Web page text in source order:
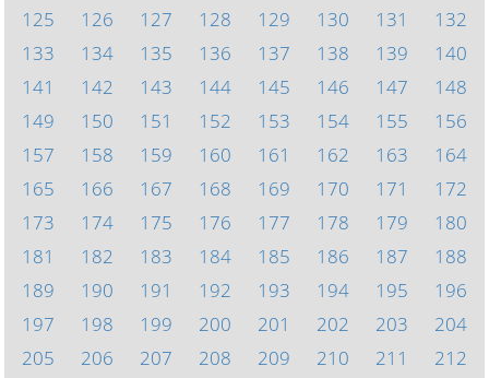
125
126 127 128 129 130 131
132
133
134 135 136 137 138 139
140
141
142 143 144 145 146 147
148
149
150 151 152 153 154 155
156
157
158 159 160 161 162 163
164
165
166 167 168 169 170 171
172
173
174 175 176 177 178 179
180
181
182 183 184 185 186 187
188
189
190 191 192 193 194 195
196
197
198 199 200 201 202 203
204
205
206 207 208 209 210 211
212